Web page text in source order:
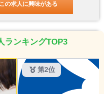
この求人に興味がある
ランキングTOP3
第2位